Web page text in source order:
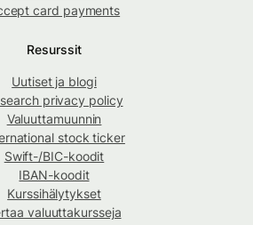
card payments
Resurssit
Uutiset ja blogi
privacy policy
Valuuttamuunnin
stock ticker
Swift-/BIC-koodit
IBAN-koodit
Kurssihälytykset
valuuttakursseja